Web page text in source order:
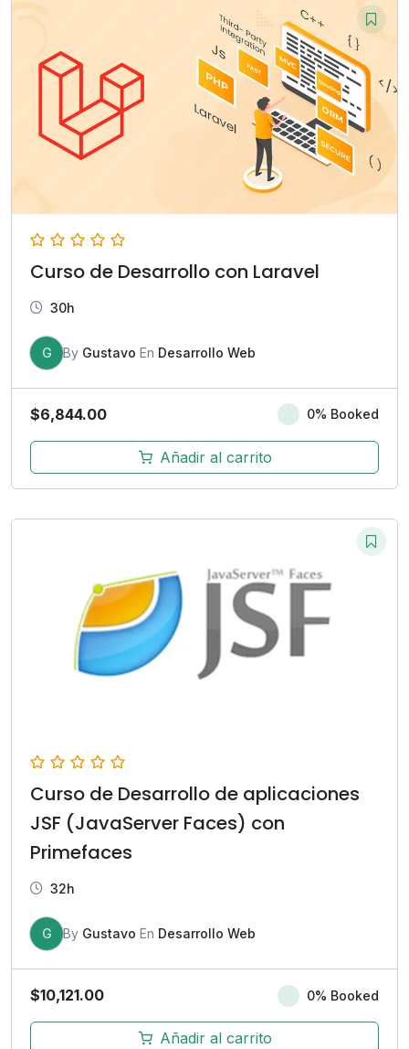
Curso de Desarrollo con Laravel
30h
G By Gustavo En Desarrollo Web
$6,844.00 0% Booked
Añadir al carrito
Curso de Desarrollo de aplicaciones
JSF (JavaServer Faces) con
Primefaces
32h
G By Gustavo En Desarrollo Web
$10,121.00 0% Booked
Añadir al carrito